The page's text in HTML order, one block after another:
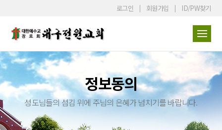
로그인 회원가입 ID/PW찾기
정보동의
성도님들의 섬김 위에 주님의 은혜가 넘치기를 바랍니다.